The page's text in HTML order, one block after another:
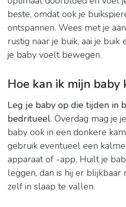
beste, omdat ook je
ontspannen. Wees met je
rustig naar je buik, aai je buik
je baby voelt bewegen.
Hoe kan ik mijn baby
Leg je baby op die tijden in
bedritueel. Overdag mag je
baby ook in een donkere
gebruik eventueel een
apparaat of -app. Huilt je
leggen, dan is hij er blijkbaar
zelf in slaap te vallen.